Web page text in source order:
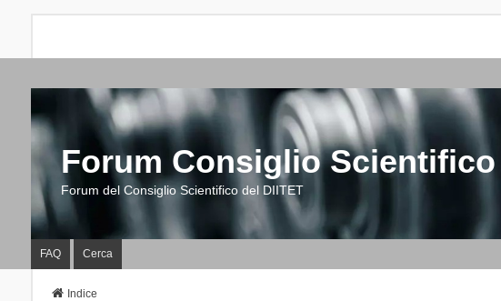
Forum Consiglio Scientifico
Forum del Consiglio Scientifico del DIITET
FAQ Cerca
Indice